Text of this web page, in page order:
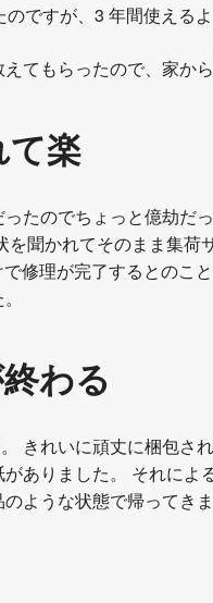
ですが、3 年間使えるよ
てもらったので、家か
て楽
たのでちょっと億劫だ
聞かれてそのまま集
修理が完了するとのこ
わる
きれいに頑丈に梱包さ
ありました。 それに
ような状態で帰ってき